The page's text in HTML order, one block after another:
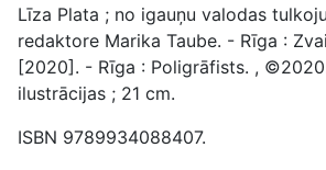
Līza Plata ; no igauņu valodas
redaktore Marika Taube. - Rīga :
[2020]. - Rīga : Poligrāfists. ,
ilustrācijas ; 21 cm.
ISBN 9789934088407.